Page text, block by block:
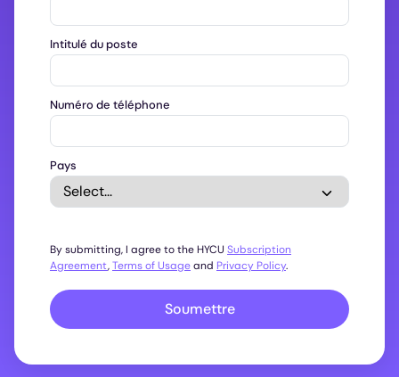
Intitulé du poste
Numéro de téléphone
Pays
By submitting, I agree to the HYCU Subscription
Agreement,Terms of Usageand Privacy Policy.
Soumettre